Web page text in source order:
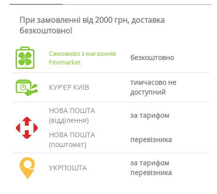
При замовленні від 2000 грн, доставка
безкоштовно!
Самовивіз з магазинів
Fitomarket
безкоштовно
КУР'ЄР КИЇВ
тимчасово не
доступний
НОВА ПОШТА
(відділення)
за тарифом
НОВА ПОШТА
(поштомат)
перевізника
УКРПОШТА
за тарифом
перевізника